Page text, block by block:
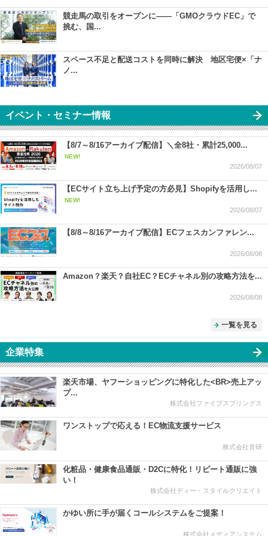
競走馬の取引をオープンに――「GMOクラウドEC」で
挑む、国...
スペース不足と配送コストを同時に解決 地区宅便×「ナ
ノ...
イベント・セミナー情報
【8/7～8/16アーカイブ配信】＼全8社・累計25,000...
NEW!
2026/08/07
【ECサイト立ち上げ予定の方必見】Shopifyを活用し...
NEW!
2026/08/07
【8/8～8/16アーカイブ配信】ECフェスカンファレン...
2026/08/08
Amazon？楽天？自社EC？ECチャネル別の攻略方法を...
2026/08/08
一覧を見る
企業特集
楽天市場、ヤフーショッピングに特化した<BR>売上アッ
プ...
株式会社ファイブスプリングス
ワンストップで応える！EC物流支援サービス
株式会社音研
化粧品・健康食品通販・D2Cに特化！リピート通販に強
い！
株式会社ディー・スタイルクリエイト
かゆい所に手が届くコールシステムをご提案！
株式会社メディアシステム